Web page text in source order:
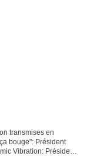
transmises en
bouge": Président
Vibration: Président